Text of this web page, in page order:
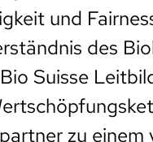
und
des
Suisse
zu